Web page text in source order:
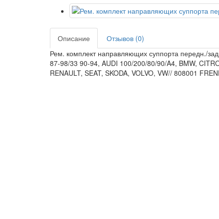
Описание
Отзывов (0)
Рем. комплект направляющих суппорта передн./
87-98/33 90-94, AUDI 100/200/80/90/A4, BMW,
RENAULT, SEAT, SKODA, VOLVO, VW// 808001